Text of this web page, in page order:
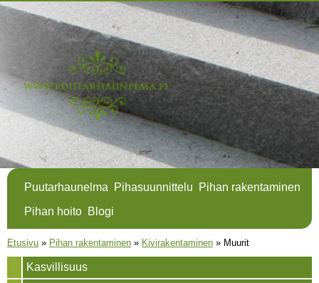
Hyppää
pääsisältöön
Puutarhaunelma Pihasuunnittelu
Pihan rakentaminen
Pihan hoito Blogi
Olet täällä
Etusivu » Pihan rakentaminen » Kivirakentaminen » Muurit
Kasvillisuus